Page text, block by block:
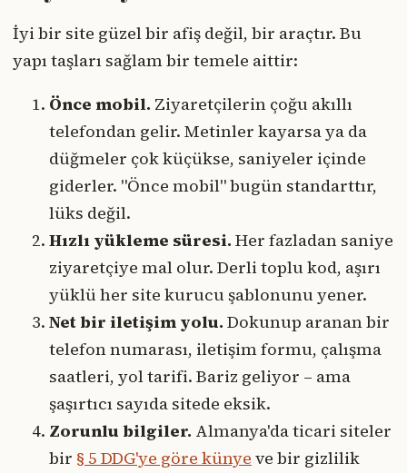
İyi bir site güzel bir afiş değil, bir araçtır. Bu
yapı taşları sağlam bir temele aittir:
Önce mobil. Ziyaretçilerin çoğu akıllı
telefondan gelir. Metinler kayarsa ya da
düğmeler çok küçükse, saniyeler içinde
giderler. "Önce mobil" bugün standarttır,
lüks değil.
Hızlı yükleme süresi. Her fazladan saniye
ziyaretçiye mal olur. Derli toplu kod, aşırı
yüklü her site kurucu şablonunu yener.
Net bir iletişim yolu. Dokunup aranan bir
telefon numarası, iletişim formu, çalışma
saatleri, yol tarifi. Bariz geliyor – ama
şaşırtıcı sayıda sitede eksik.
Zorunlu bilgiler. Almanya'da ticari siteler
bir § 5 DDG'ye göre künye ve bir gizlilik